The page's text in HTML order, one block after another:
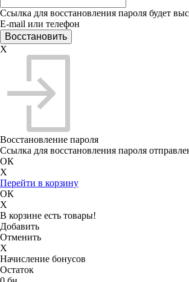
Ссылка для восстановления пароля будет
E-mail или телефон
X
Восстановление пароля
Ссылка для восстановления пароля
ОК
X
Перейти в корзину
ОК
X
В корзине есть товары!
Добавить
Отменить
X
Начисление бонусов
Остаток